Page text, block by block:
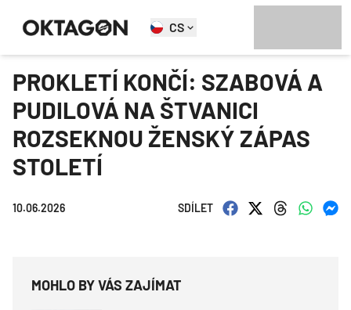
CS
PROKLETÍ KONČÍ: SZABOVÁ A
PUDILOVÁ NA ŠTVANICI
ROZSEKNOU ŽENSKÝ ZÁPAS
STOLETÍ
10.06.2026 SDÍLET
MOHLO BY VÁS ZAJÍMAT